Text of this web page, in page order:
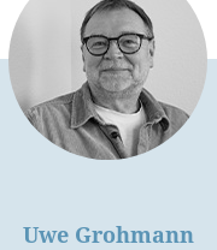
Uwe Grohmann